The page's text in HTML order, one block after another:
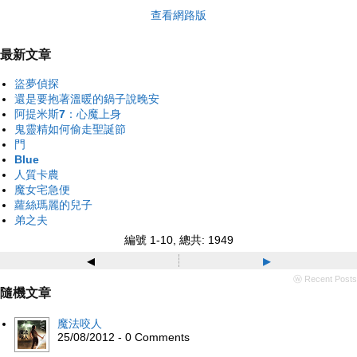
查看網路版
最新文章
盜夢偵探
還是要抱著溫暖的鍋子說晚安
阿提米斯7：心魔上身
鬼靈精如何偷走聖誕節
門
Blue
人質卡農
魔女宅急便
蘿絲瑪麗的兒子
弟之夫
編號 1-10, 總共: 1949
◂ ▸
ⓦ Recent Posts
隨機文章
魔法咬人
25/08/2012 - 0 Comments